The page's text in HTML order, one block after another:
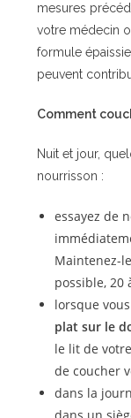
mesures
votre médecin
formule
peuvent
Comment
Nuit et jour,
nourrisson :
essayez de
Maintenez-
possible, 20
lorsque
plat sur le
le lit de
de coucher
dans la